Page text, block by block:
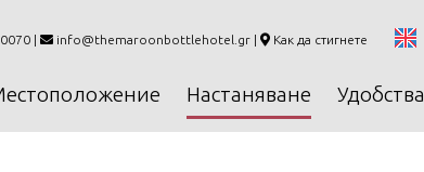
| info@themaroonbottlehotel.gr | Как да стигнете
Настаняване Удобства